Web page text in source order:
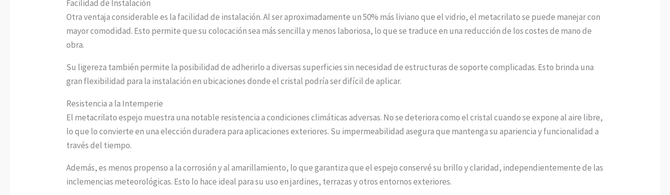
Facilidad de Instalación
Otra ventaja considerable es la facilidad de instalación. Al ser aproximadamente un 50% más liviano que el vidrio, el metacrilato se puede manejar con
mayor comodidad. Esto permite que su colocación sea más sencilla y menos laboriosa, lo que se traduce en una reducción de los costes de mano de
obra.
Su ligereza también permite la posibilidad de adherirlo a diversas superficies sin necesidad de estructuras de soporte complicadas. Esto brinda una
gran flexibilidad para la instalación en ubicaciones donde el cristal podría ser difícil de aplicar.
Resistencia a la Intemperie
El metacrilato espejo muestra una notable resistencia a condiciones climáticas adversas. No se deteriora como el cristal cuando se expone al aire libre,
lo que lo convierte en una elección duradera para aplicaciones exteriores. Su impermeabilidad asegura que mantenga su apariencia y funcionalidad a
través del tiempo.
Además, es menos propenso a la corrosión y al amarillamiento, lo que garantiza que el espejo conservé su brillo y claridad, independientemente de las
inclemencias meteorológicas. Esto lo hace ideal para su uso en jardines, terrazas y otros entornos exteriores.